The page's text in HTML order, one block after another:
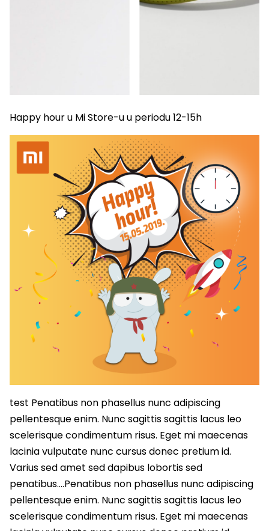
Happy hour u Mi Store-u u periodu 12-15h
test Penatibus non phasellus nunc adipiscing
pellentesque enim. Nunc sagittis sagittis lacus leo
scelerisque condimentum risus. Eget mi maecenas
lacinia vulputate nunc cursus donec pretium id.
Varius sed amet sed dapibus lobortis sed
penatibus….Penatibus non phasellus nunc adipiscing
pellentesque enim. Nunc sagittis sagittis lacus leo
scelerisque condimentum risus. Eget mi maecenas